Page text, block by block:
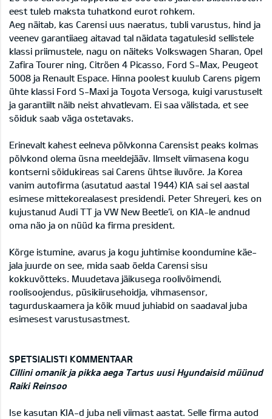
eest tuleb maksta tuhatkond eurot rohkem.
Aeg näitab, kas Carensi uus naeratus, tubli varustus, hind ja
veenev garantiiaeg aitavad tal näidata tagatulesid sellistele
klassi priimustele, nagu on näiteks Volkswagen Sharan, Opel
Zafira Tourer ning, Citröen 4 Picasso, Ford S-Max, Peugeot
5008 ja Renault Espace. Hinna poolest kuulub Carens pigem
ühte klassi Ford S-Maxi ja Toyota Versoga, kuigi varustuselt
ja garantiilt näib neist ahvatlevam. Ei saa välistada, et see
sõiduk saab väga ostetavaks.
Erinevalt kahest eelneva põlvkonna Carensist peaks kolmas
põlvkond olema üsna meeldejääv. Ilmselt viimasena kogu
kontserni sõidukireas sai Carens ühtse iluvõre. Ja Korea
vanim autofirma (asutatud aastal 1944) KIA sai sel aastal
esimese mittekorealasest presidendi. Peter Shreyeri, kes on
kujustanud Audi TT ja VW New Beetle’i, on KIA-le andnud
oma näo ja on nüüd ka firma president.
Kõrge istumine, avarus ja kogu juhtimise koondumine käe-
jala juurde on see, mida saab öelda Carensi sisu
kokkuvõtteks. Muudetava jäikusega roolivõimendi,
roolisoojendus, püsikiirusehoidja, vihmasensor,
tagurduskaamera ja kõik muud juhiabid on saadaval juba
esimesest varustusastmest.
SPETSIALISTI KOMMENTAAR
Cillini omanik ja pikka aega Tartus uusi Hyundaisid müünud
Raiki Reinsoo
Ise kasutan KIA-d juba neli viimast aastat. Selle firma autod